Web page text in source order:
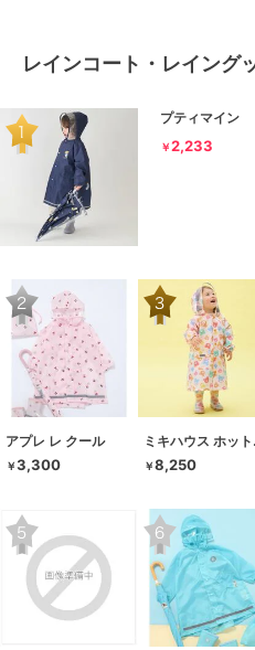
レインコート・レイング
プティマイン
￥2,233
アプレ レ クール
￥3,300
ミ
￥8,250